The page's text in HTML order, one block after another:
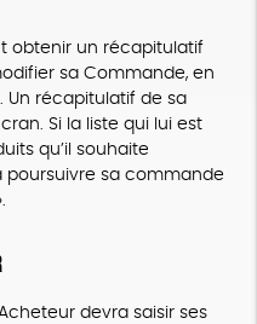
obtenir un récapitulatif
sa Commande, en
Un récapitulatif de sa
Si la liste qui lui est
qu’il souhaite
poursuivre sa commande
devra saisir ses